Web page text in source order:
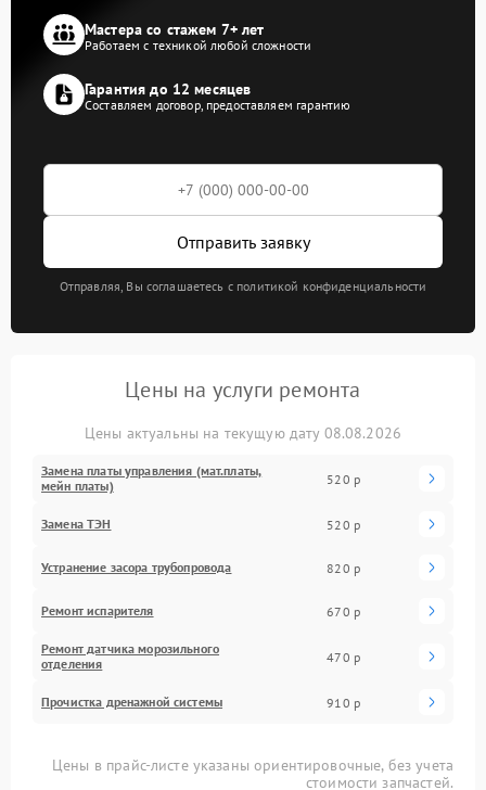
Мастера со стажем 7+ лет
Работаем с техникой любой сложности
Гарантия до 12 месяцев
Составляем договор, предоставляем гарантию
Отправить заявку
Отправляя, Вы соглашаетесь с политикой конфиденциальности
Цены на услуги ремонта
Цены актуальны на текущую дату 08.08.2026
Замена платы управления (мат.платы,
мейн платы)
520 р
Замена ТЭН 520 р
Устранение засора трубопровода 820 р
Ремонт испарителя 670 р
Ремонт датчика морозильного
отделения
470 р
Прочистка дренажной системы 910 р
Цены в прайс-листе указаны ориентировочные, без учета
стоимости запчастей.